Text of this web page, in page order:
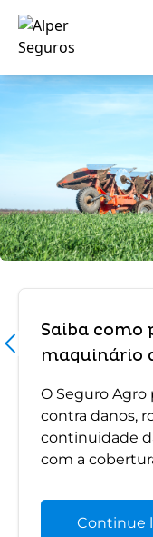
Saiba como
maquinário
O Seguro
contra danos,
continuidade
com a
Continue